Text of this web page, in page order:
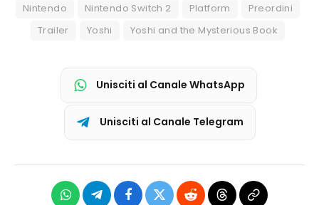
Nintendo
Nintendo Switch 2 Platform
Preordini
Trailer
Yoshi Yoshi and the Mysterious Book
Unisciti al Canale WhatsApp
Unisciti al Canale Telegram